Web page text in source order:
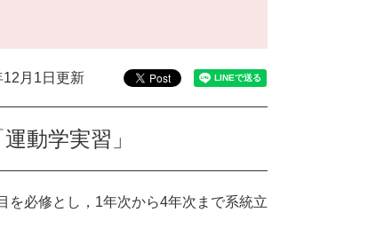
12月1日更新
動学実習」
を必修とし，1年次から4年次まで系統立